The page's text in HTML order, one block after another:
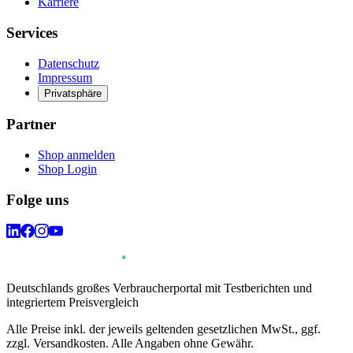
Services
Datenschutz
Impressum
Privatsphäre
Partner
Shop anmelden
Shop Login
Folge uns
Deutschlands großes Verbraucherportal mit Testberichten und
integriertem Preisvergleich
Alle Preise inkl. der jeweils geltenden gesetzlichen MwSt., ggf.
zzgl. Versandkosten. Alle Angaben ohne Gewähr.